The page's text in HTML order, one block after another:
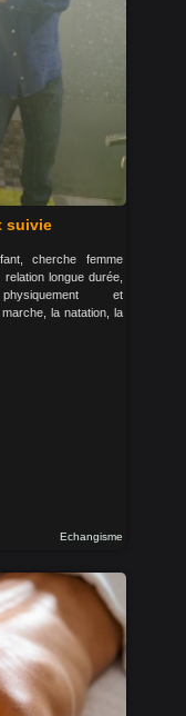
suivie
cherche femme
longue durée,
et
la natation, la
Echangisme